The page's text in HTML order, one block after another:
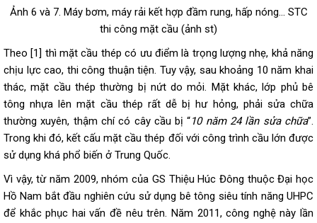
Ảnh 6 và 7. Máy bơm, máy rải kết hợp đầm rung, hấp nóng… STC
thi công mặt cầu (ảnh st)
Theo [1] thì mặt cầu thép có ưu điểm là trọng lượng nhẹ, khả năng
chịu lực cao, thi công thuận tiện. Tuy vậy, sau khoảng 10 năm khai
thác, mặt cầu thép thường bị nứt do mỏi. Mặt khác, lớp phủ bê
tông nhựa lên mặt cầu thép rất dễ bị hư hỏng, phải sửa chữa
thường xuyên, thậm chí có cây cầu bị “10 năm 24 lần sửa chữa”.
Trong khi đó, kết cấu mặt cầu thép đối với công trình cầu lớn được
sử dụng khá phổ biến ở Trung Quốc.
Vì vậy, từ năm 2009, nhóm của GS Thiệu Húc Đông thuộc Đại học
Hồ Nam bắt đầu nghiên cứu sử dụng bê tông siêu tính năng UHPC
để khắc phục hai vấn đề nêu trên. Năm 2011, công nghệ này lần